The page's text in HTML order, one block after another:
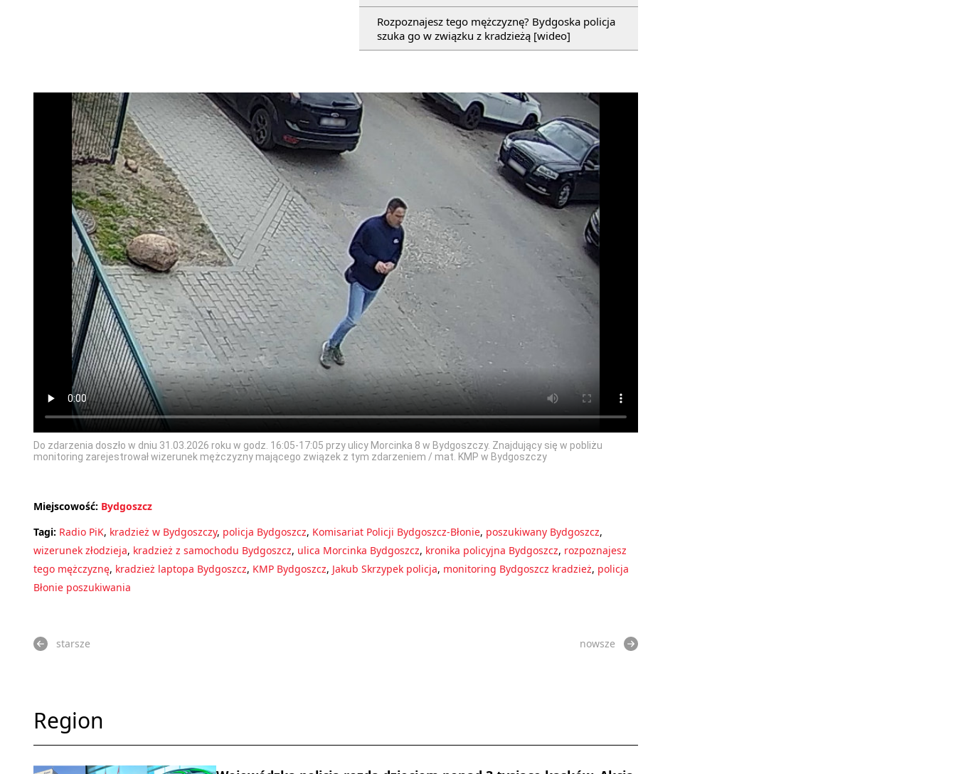
Rozpoznajesz tego mężczyznę? Bydgoska policja
szuka go w związku z kradzieżą [wideo]
Do zdarzenia doszło w dniu 31.03.2026 roku w godz. 16:05-17:05 przy ulicy Morcinka 8 w Bydgoszczy. Znajdujący się w pobliżu
monitoring zarejestrował wizerunek mężczyzny mającego związek z tym zdarzeniem / mat. KMP w Bydgoszczy
Miejscowość: Bydgoszcz
Tagi: Radio PiK, kradzież w Bydgoszczy, policja Bydgoszcz, Komisariat Policji Bydgoszcz-Błonie, poszukiwany Bydgoszcz,
wizerunek złodzieja, kradzież z samochodu Bydgoszcz, ulica Morcinka Bydgoszcz, kronika policyjna Bydgoszcz, rozpoznajesz
tego mężczyznę, kradzież laptopa Bydgoszcz, KMP Bydgoszcz, Jakub Skrzypek policja, monitoring Bydgoszcz kradzież, policja
Błonie poszukiwania
starsze nowsze
Region